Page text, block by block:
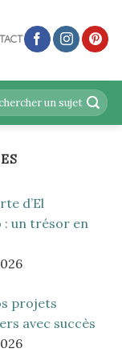
d’El
: un trésor en
projets
avec succès